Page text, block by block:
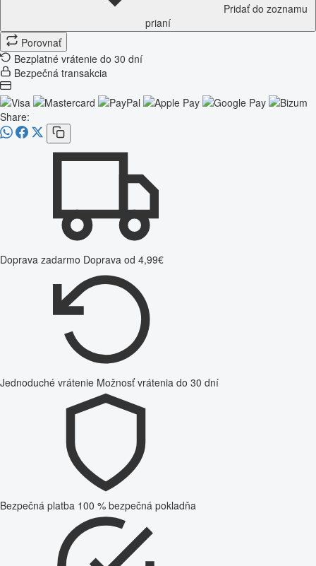
Pridať do zoznamu
prianí
Porovnať
Bezplatné vrátenie do 30 dní
Bezpečná transakcia
Share:
Doprava zadarmo Doprava od 4,99€
Jednoduché vrátenie Možnosť vrátenia do 30 dní
Bezpečná platba 100 % bezpečná pokladňa